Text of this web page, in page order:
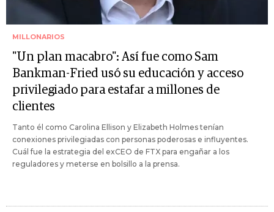
MILLONARIOS
"Un plan macabro": Así fue como Sam
Bankman-Fried usó su educación y acceso
privilegiado para estafar a millones de
clientes
Tanto él como Carolina Ellison y Elizabeth Holmes tenían
conexiones privilegiadas con personas poderosas e influyentes.
Cuál fue la estrategia del exCEO de FTX para engañar a los
reguladores y meterse en bolsillo a la prensa.